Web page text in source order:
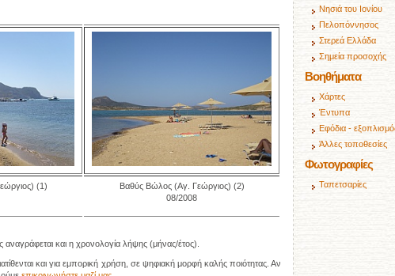
(1)
Βαθύς Βώλος (Αγ. Γεώργιος) (2)
08/2008
και η χρονολογία λήψης (μήνας/έτος).
και για εμπορική χρήση, σε ψηφιακή μορφή καλής ποιότητας. Αν
Νησιά του Ιονίου
Πελοπόννησος
Στερεά Ελλάδα
Σημεία προσοχής
Βοηθήματα
Χάρτες
Έντυπα
Εφόδια -
Άλλες τοποθεσίες
Φωτογραφίες
Ταπετσαρίες